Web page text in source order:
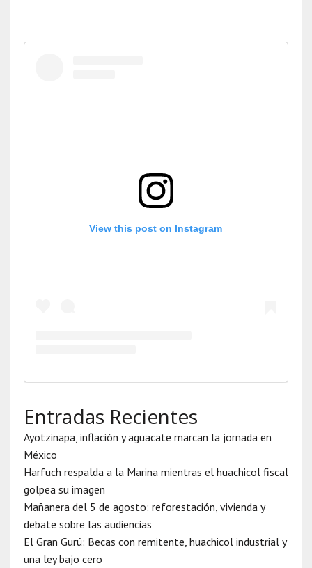
View this post on Instagram
Entradas Recientes
Ayotzinapa, inflación y aguacate marcan la jornada en
México
Harfuch respalda a la Marina mientras el huachicol fiscal
golpea su imagen
Mañanera del 5 de agosto: reforestación, vivienda y
debate sobre las audiencias
El Gran Gurú: Becas con remitente, huachicol industrial y
una ley bajo cero